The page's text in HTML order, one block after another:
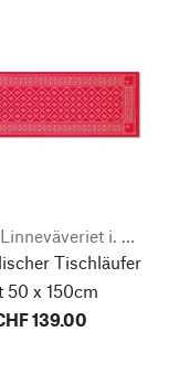
Ekelund Linneväveriet i. Horred
Tischläufer
50 x 150cm
139.00